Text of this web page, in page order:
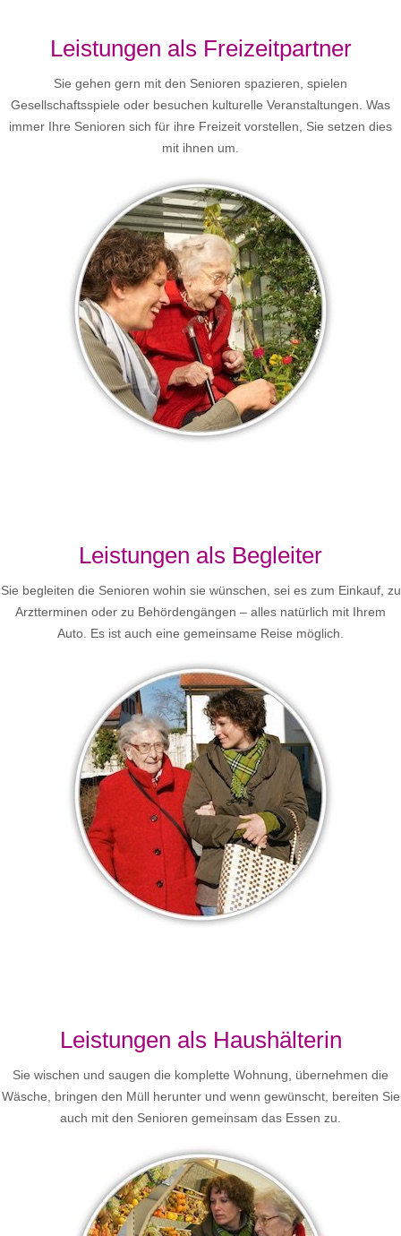
Leistungen als Freizeitpartner
Sie gehen gern mit den Senioren spazieren, spielen
Gesellschaftsspiele oder besuchen kulturelle Veranstaltungen. Was
immer Ihre Senioren sich für ihre Freizeit vorstellen, Sie setzen dies
mit ihnen um.
Leistungen als Begleiter
Sie begleiten die Senioren wohin sie wünschen, sei es zum Einkauf, zu
Arztterminen oder zu Behördengängen – alles natürlich mit Ihrem
Auto. Es ist auch eine gemeinsame Reise möglich.
Leistungen als Haushälterin
Sie wischen und saugen die komplette Wohnung, übernehmen die
Wäsche, bringen den Müll herunter und wenn gewünscht, bereiten Sie
auch mit den Senioren gemeinsam das Essen zu.